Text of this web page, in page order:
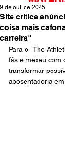
Site critica
coisa mais
carreira"
9 de out. de 2025
Para o "The
fãs e mexeu com
transformar
aposentadoria